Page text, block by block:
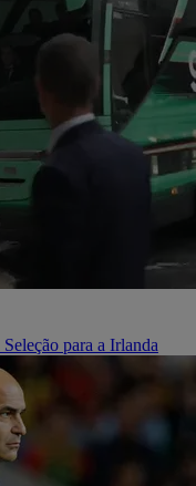
para a Irlanda